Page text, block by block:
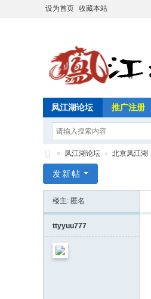
设为首页 收藏本站
凤江湖论坛 推广注册
江
» 凤江湖论坛 › 北京凤江湖
发新帖
楼主: 匿名
ttyyuu777